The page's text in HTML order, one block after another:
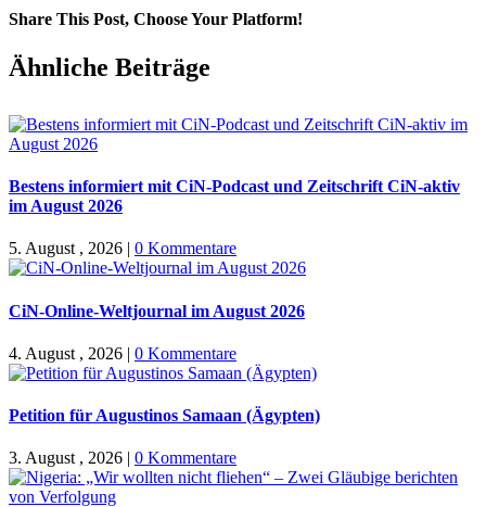
Share This Post, Choose Your Platform!
Facebook
X
WhatsApp
Pinterest
E-
Mail
Ähnliche Beiträge
Bestens informiert mit CiN-Podcast und Zeitschrift CiN-aktiv
im August 2026
5. August , 2026 | 0 Kommentare
CiN-Online-Weltjournal im August 2026
4. August , 2026 | 0 Kommentare
Petition für Augustinos Samaan (Ägypten)
3. August , 2026 | 0 Kommentare